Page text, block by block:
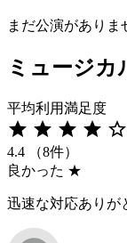
まだ公演がありま
ミュージ
平均利用満足度
star star star star star_border
4.4
（8件）
良かった ★
迅速な対応ありが